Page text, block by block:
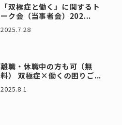
「双極症と働く」に関するト
ーク会（当事者会）202...
2025.7.28
離職・休職中の方も可（無
料） 双極症×働くの困りご...
2025.8.1